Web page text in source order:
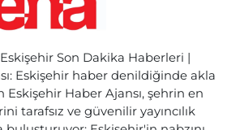
Son Dakika Haberleri |
Eskişehir haber denildiğinde akla
Haber Ajansı, şehrin en
tarafsız ve güvenilir yayıncılık